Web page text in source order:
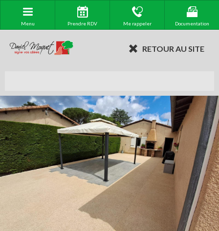
Menu Prendre RDV Me rappeler Documentation
RETOUR AU SITE